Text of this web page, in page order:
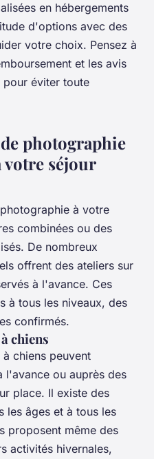
en hébergements
d'options avec des
votre choix. Pensez à
et les avis
éviter toute
photographie
votre séjour
à votre
combinées ou des
De nombreux
offrent des ateliers sur
à l'avance. Ces
à tous les niveaux, des
confirmés.
chiens
chiens peuvent
l'avance ou auprès des
place. Il existe des
les âges et à tous les
proposent même des
activités hivernales,